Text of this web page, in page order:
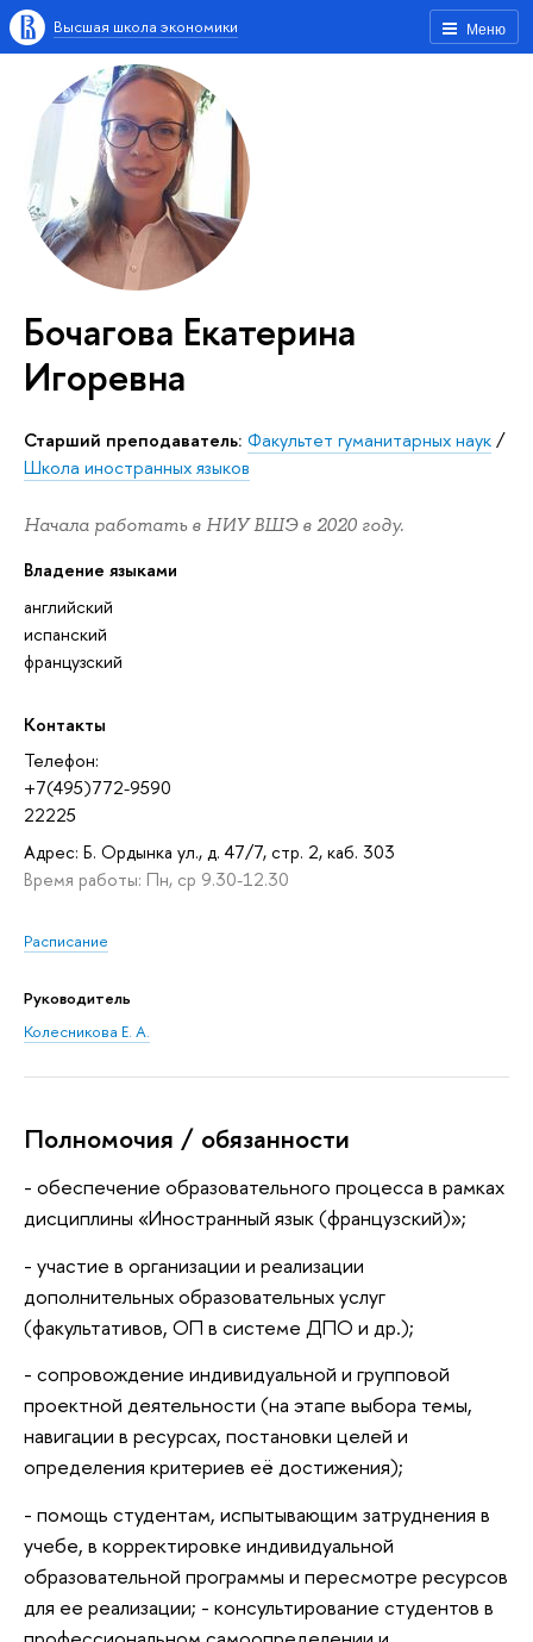
Меню
Высшая школа экономики
Бочагова Екатерина
Игоревна
Старший преподаватель: Факультет гуманитарных наук/
Школа иностранных языков
Начала работать в НИУ ВШЭ в 2020 году.
Владение языками
английский
испанский
французский
Контакты
Телефон:
+7(495)772-9590
22225
Адрес: Б. Ордынка ул., д. 47/7, стр. 2, каб. 303
Время работы: Пн, ср 9.30-12.30
Расписание
Руководитель
Колесникова Е. А.
Полномочия / обязанности
- обеспечение образовательного процесса в рамках
дисциплины «Иностранный язык (французский)»;
- участие в организации и реализации
дополнительных образовательных услуг
(факультативов, ОП в системе ДПО и др.);
- сопровождение индивидуальной и групповой
проектной деятельности (на этапе выбора темы,
навигации в ресурсах, постановки целей и
определения критериев её достижения);
- помощь студентам, испытывающим затруднения в
учебе, в корректировке индивидуальной
образовательной программы и пересмотре ресурсов
для ее реализации; - консультирование студентов в